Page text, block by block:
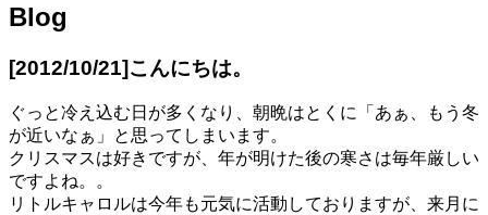
Blog
[2012/10/21]こんにちは。
ぐっと冷え込む日が多くなり、朝晩はとくに「あぁ、もう冬
が近いなぁ」と思ってしまいます。
クリスマスは好きですが、年が明けた後の寒さは毎年厳しい
ですよね。。
リトルキャロルは今年も元気に活動しておりますが、来月に